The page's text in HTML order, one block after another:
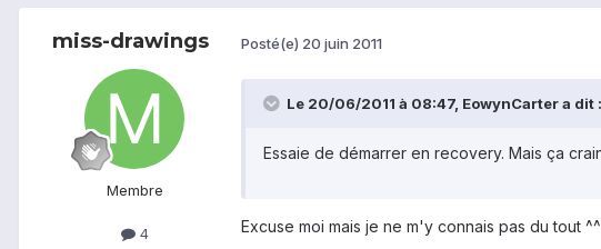
miss-drawings
Membre
4
Posté(e) 20 juin 2011
Le 20/06/2011 à 08:47, EowynCarter a dit :
Essaie de démarrer en recovery. Mais ça
Excuse moi mais je ne m'y connais pas du tout ^^